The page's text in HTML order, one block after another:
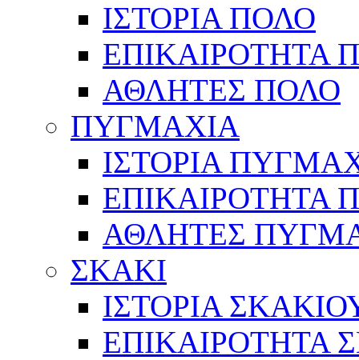
ΙΣΤΟΡΙΑ ΠΟΛΟ
ΕΠΙΚΑΙΡΟΤΗΤΑ
ΑΘΛΗΤΕΣ ΠΟΛΟ
ΠΥΓΜΑΧΙΑ
ΙΣΤΟΡΙΑ
ΕΠΙΚΑΙΡΟΤΗΤΑ
ΑΘΛΗΤΕΣ
ΣΚΑΚΙ
ΙΣΤΟΡΙΑ
ΕΠΙΚΑΙΡΟΤΗΤΑ